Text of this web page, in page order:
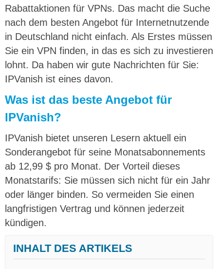
Rabattaktionen für VPNs. Das macht die Suche
nach dem besten Angebot für Internetnutzende
in Deutschland nicht einfach. Als Erstes müssen
Sie ein VPN finden, in das es sich zu investieren
lohnt. Da haben wir gute Nachrichten für Sie:
IPVanish ist eines davon.
Was ist das beste Angebot für
IPVanish?
IPVanish bietet unseren Lesern aktuell ein
Sonderangebot für seine Monatsabonnements
ab 12,99 $ pro Monat. Der Vorteil dieses
Monatstarifs: Sie müssen sich nicht für ein Jahr
oder länger binden. So vermeiden Sie einen
langfristigen Vertrag und können jederzeit
kündigen.
INHALT DES ARTIKELS